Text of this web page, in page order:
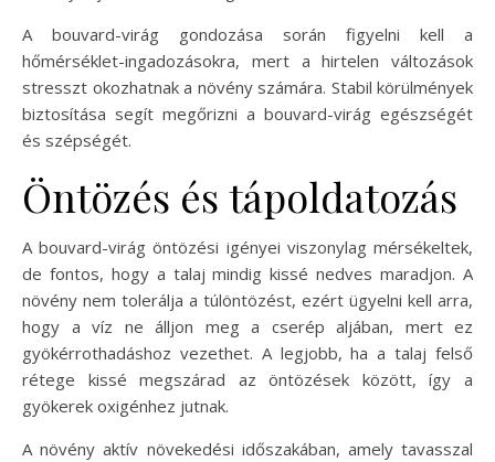
A bouvard-virág gondozása során figyelni kell a
hőmérséklet-ingadozásokra, mert a hirtelen változások
stresszt okozhatnak a növény számára. Stabil körülmények
biztosítása segít megőrizni a bouvard-virág egészségét
és szépségét.
Öntözés és tápoldatozás
A bouvard-virág öntözési igényei viszonylag mérsékeltek,
de fontos, hogy a talaj mindig kissé nedves maradjon. A
növény nem tolerálja a túlöntözést, ezért ügyelni kell arra,
hogy a víz ne álljon meg a cserép aljában, mert ez
gyökérrothadáshoz vezethet. A legjobb, ha a talaj felső
rétege kissé megszárad az öntözések között, így a
gyökerek oxigénhez jutnak.
A növény aktív növekedési időszakában, amely tavasszal